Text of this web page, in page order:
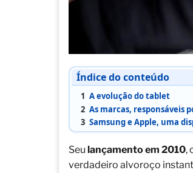
Índice do conteúdo
1 A evolução do tablet
2 As marcas, responsáveis
3 Samsung e Apple, uma
Seu lançamento em 2010,
verdadeiro alvoroço